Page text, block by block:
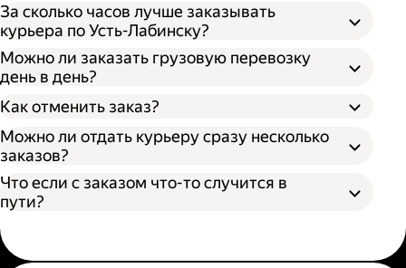
S (170х100х90 см) вмещает грузы до 300 кг
— каблук;
M (260х130х150 см) вмещает грузы до 700
кг — микроавтобус;
L (380х180х180 см) вмещает грузы до 1400
XL (400х190х200 см) вмещает грузы до
2000 кг — газель.
Время поиска грузового автомобиля;
Время забора груза;
Расстояние от адреса отправителя до
адреса получателя;
Вы можете узнать местоположение
курьера в личном кабинете или
За сколько часов лучше заказывать
курьера по Усть-Лабинску?
Можно ли заказать грузовую перевозку
день в день?
Как отменить заказ?
Можно ли отдать курьеру сразу несколько
заказов?
Что если с заказом что-то случится в
пути?